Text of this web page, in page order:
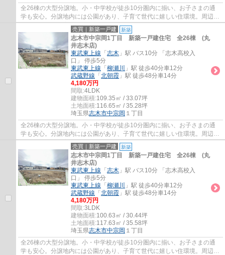
全26棟の大型分譲地。小・中学校が徒歩10分圏内に揃い、お子さまの通
学も安心。分譲地内には公園があり、子育て世代に嬉しい住環境。周辺施
設もあわせてご案内いたしますので、お気軽...
売買｜新築一戸建 新築
志木市中宗岡1丁目 新築一戸建住宅 全26棟 (丸
井志木店)
東武東上線 「 志木 」駅 バス10分 「志木高校入
口」 停歩5分
東武東上線 「 柳瀬川
」駅 徒歩40分車12分
武蔵野線 「 北朝霞 」駅 徒歩48分車14分
4,180万円
間取:4LDK
建物面積:109.35㎡ / 33.07坪
土地面積:116.65㎡ / 35.28坪
埼玉県志木市中宗岡 １丁目
全26棟の大型分譲地。小・中学校が徒歩10分圏内に揃い、お子さまの通
学も安心。分譲地内には公園があり、子育て世代に嬉しい住環境。周辺施
設もあわせてご案内いたしますので、お気軽...
売買｜新築一戸建 新築
志木市中宗岡1丁目 新築一戸建住宅 全26棟 (丸
井志木店)
東武東上線 「 志木 」駅 バス10分 「志木高校入
口」 停歩5分
東武東上線 「 柳瀬川
」駅 徒歩40分車12分
武蔵野線 「 北朝霞 」駅 徒歩48分車14分
4,180万円
間取:3LDK
建物面積:100.63㎡ / 30.44坪
土地面積:117.63㎡ / 35.58坪
埼玉県志木市中宗岡 １丁目
全26棟の大型分譲地。小・中学校が徒歩10分圏内に揃い、お子さまの通
学も安心。分譲地内には公園があり、子育て世代に嬉しい住環境。周辺施